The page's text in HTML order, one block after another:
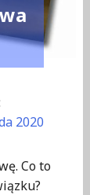
2020
Co to